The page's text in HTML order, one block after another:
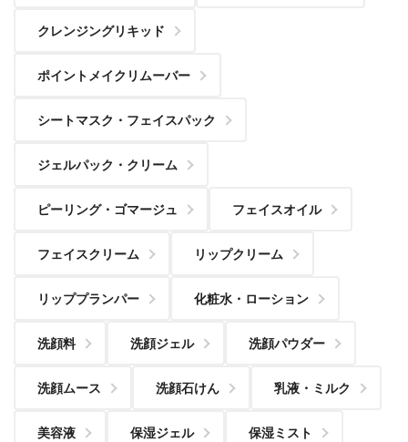
クレンジングリキッド
ポイントメイクリムーバー
シートマスク・フェイスパック
ジェルパック・クリーム
ピーリング・ゴマージュ フェイスオイル
フェイスクリーム リップクリーム
リッププランパー 化粧水・ローション
洗顔料 洗顔ジェル 洗顔パウダー
洗顔ムース 洗顔石けん 乳液・ミルク
美容液 保湿ジェル 保湿ミスト